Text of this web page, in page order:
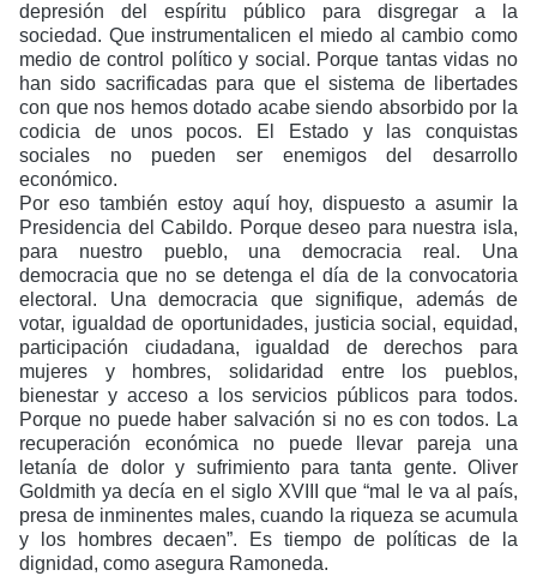
depresión del espíritu público para disgregar a la
sociedad. Que instrumentalicen el miedo al cambio como
medio de control político y social. Porque tantas vidas no
han sido sacrificadas para que el sistema de libertades
con que nos hemos dotado acabe siendo absorbido por la
codicia de unos pocos. El Estado y las conquistas
sociales no pueden ser enemigos del desarrollo
económico.
Por eso también estoy aquí hoy, dispuesto a asumir la
Presidencia del Cabildo. Porque deseo para nuestra isla,
para nuestro pueblo, una democracia real. Una
democracia que no se detenga el día de la convocatoria
electoral. Una democracia que signifique, además de
votar, igualdad de oportunidades, justicia social, equidad,
participación ciudadana, igualdad de derechos para
mujeres y hombres, solidaridad entre los pueblos,
bienestar y acceso a los servicios públicos para todos.
Porque no puede haber salvación si no es con todos. La
recuperación económica no puede llevar pareja una
letanía de dolor y sufrimiento para tanta gente. Oliver
Goldmith ya decía en el siglo XVIII que “mal le va al país,
presa de inminentes males, cuando la riqueza se acumula
y los hombres decaen”. Es tiempo de políticas de la
dignidad, como asegura Ramoneda.